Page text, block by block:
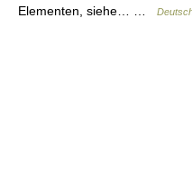
Elementen, siehe… …